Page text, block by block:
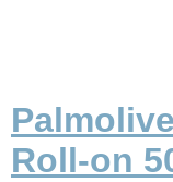
Roll-on